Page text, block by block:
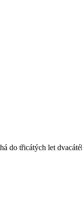
do třicátých let